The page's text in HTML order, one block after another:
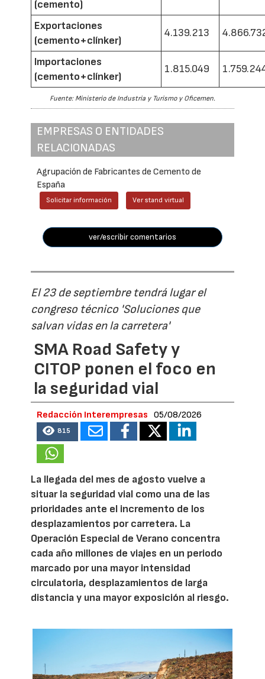
(cemento)
Exportaciones
(cemento+clínker)
4.139.213
Importaciones
(cemento+clínker)
1.815.049
Fuente: Ministerio de Industria y Turismo y Oficemen.
EMPRESAS O ENTIDADES
RELACIONADAS
Agrupación de Fabricantes de Cemento de
España
Solicitar información Ver stand virtual
ver/escribir comentarios
El 23 de septiembre tendrá lugar el
congreso técnico 'Soluciones que
salvan vidas en la carretera'
SMA Road Safety y
CITOP ponen el foco en
la seguridad vial
Redacción Interempresas 05/08/2026
815
La llegada del mes de agosto vuelve a
situar la seguridad vial como una de las
prioridades ante el incremento de los
desplazamientos por carretera. La
Operación Especial de Verano concentra
cada año millones de viajes en un periodo
marcado por una mayor intensidad
circulatoria, desplazamientos de larga
distancia y una mayor exposición al riesgo.